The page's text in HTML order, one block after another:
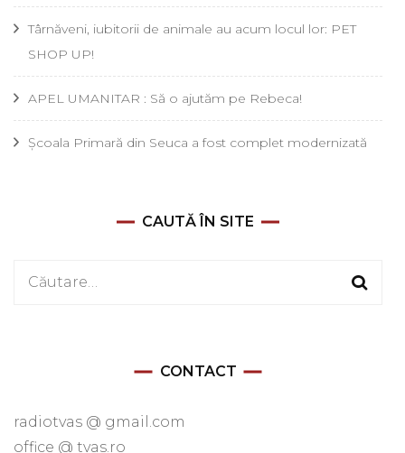
Târnăveni, iubitorii de animale au acum locul lor: PET
SHOP UP!
APEL UMANITAR : Să o ajutăm pe Rebeca!
Școala Primară din Seuca a fost complet modernizată
CAUTĂ ÎN SITE
Caută
CONTACT
radiotvas @ gmail.com
office @ tvas.ro